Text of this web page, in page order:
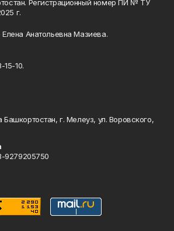
Регистрационный номер ПИ № ТУ
г.
Анатольевна Мазиева.
10.
г. Мелеуз, ул. Воровского,
9279205750